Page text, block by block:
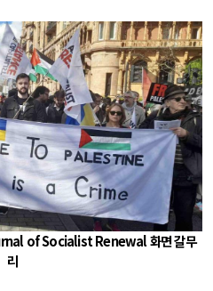
of Socialist Renewal 화면 갈무
리